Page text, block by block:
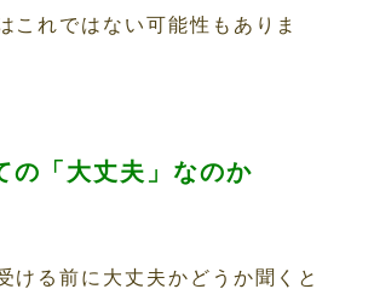
これではない可能性もありま
の「大丈夫」なのか
ける前に大丈夫かどうか聞くと